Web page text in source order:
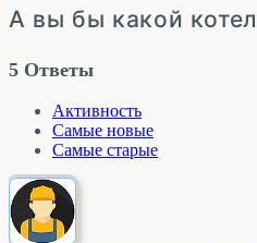
А вы бы какой
5 Ответы
Активность
Самые новые
Самые старые